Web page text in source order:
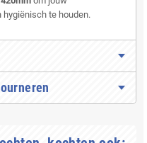
te houden.